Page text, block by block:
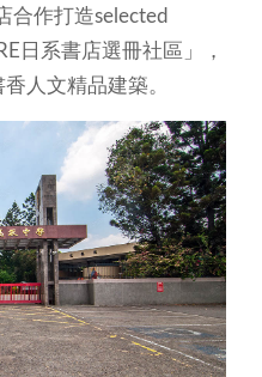
合作打造selected
日系書店選冊社區」，
人文精品建築。